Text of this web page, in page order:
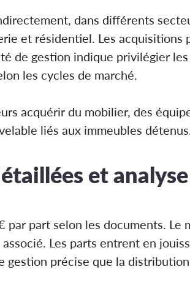
dans différents
et résidentiel. Les
de gestion indique privilégier
les cycles de marché.
acquérir du mobilier, des
liés aux immeubles
et
part selon les documents. Le
Les parts entrent en
gestion précise que la